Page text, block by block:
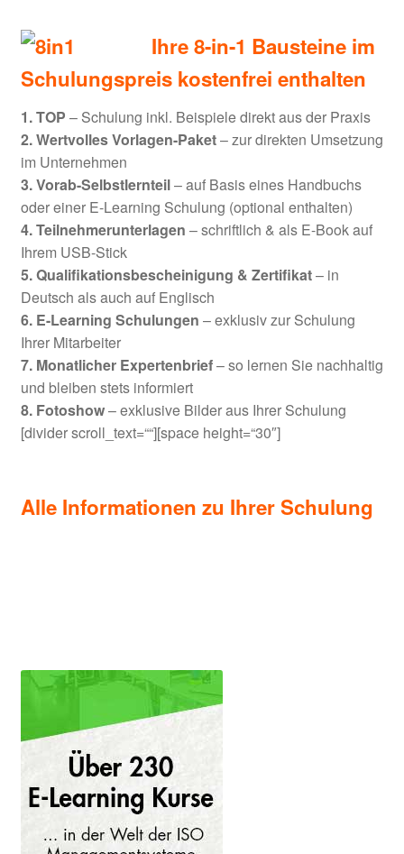
Ihre 8-in-1 Bausteine im
Schulungspreis kostenfrei enthalten
1. TOP – Schulung inkl. Beispiele direkt aus der Praxis
2.Wertvolles Vorlagen-Paket– zur direkten Umsetzung
im Unternehmen
3.Vorab-Selbstlernteil– auf Basis eines Handbuchs
oder einer E-Learning Schulung (optional enthalten)
4. Teilnehmerunterlagen – schriftlich & als E-Book auf
Ihrem USB-Stick
5. Qualifikationsbescheinigung & Zertifikat– in
Deutsch als auch auf Englisch
6. E-Learning Schulungen – exklusiv zur Schulung
Ihrer Mitarbeiter
7. Monatlicher Expertenbrief– so lernen Sie nachhaltig
und bleiben stets informiert
8. Fotoshow– exklusive Bilder aus Ihrer Schulung
[divider scroll_text=““][space height=“30″]
Alle Informationen zu Ihrer Schulung